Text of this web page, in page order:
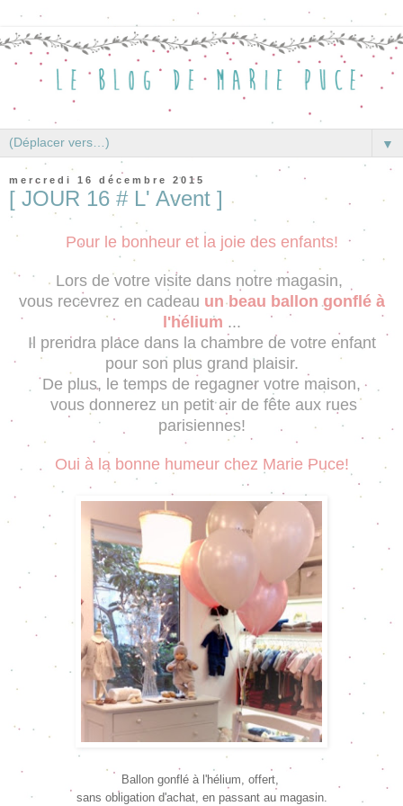
▼
mercredi 16 décembre 2015
[ JOUR 16 # L' Avent ]
Pour le bonheur et la joie des enfants!
Lors de votre visite dans notre magasin,
vousrecevrez en cadeau un beau ballon gonflé à
l'hélium ...
Il prendra place dans la chambre de votre enfant
pour son plus grand plaisir.
De plus, le temps de regagner votre maison,
vous donnerez un petit air de fête aux rues
parisiennes!
Oui à la bonne humeur chez Marie Puce!
Ballon gonflé à l'hélium, offert,
sans obligation d'achat, en passant au magasin.